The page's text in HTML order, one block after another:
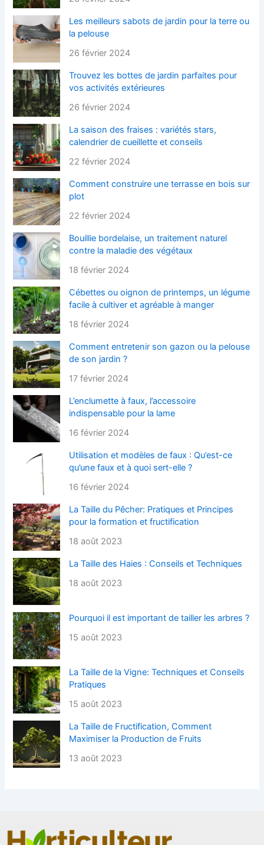
Les meilleurs sabots de jardin pour la terre ou
la pelouse
26 février 2024
Trouvez les bottes de jardin parfaites pour
vos activités extérieures
26 février 2024
La saison des fraises : variétés stars,
calendrier de cueillette et conseils
22 février 2024
Comment construire une terrasse en bois sur
plot
22 février 2024
Bouillie bordelaise, un traitement naturel
contre la maladie des végétaux
18 février 2024
Cébettes ou oignon de printemps, un légume
facile à cultiver et agréable à manger
18 février 2024
Comment entretenir son gazon ou la pelouse
de son jardin ?
17 février 2024
L’enclumette à faux, l’accessoire
indispensable pour la lame
16 février 2024
Utilisation et modèles de faux : Qu’est-ce
qu’une faux et à quoi sert-elle ?
16 février 2024
La Taille du Pêcher: Pratiques et Principes
pour la formation et fructification
18 août 2023
La Taille des Haies : Conseils et Techniques
18 août 2023
Pourquoi il est important de tailler les arbres ?
15 août 2023
La Taille de la Vigne: Techniques et Conseils
Pratiques
15 août 2023
La Taille de Fructification, Comment
Maximiser la Production de Fruits
13 août 2023